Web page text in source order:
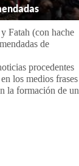
Fatah (con hache
de
procedentes
los medios frases
la formación de un